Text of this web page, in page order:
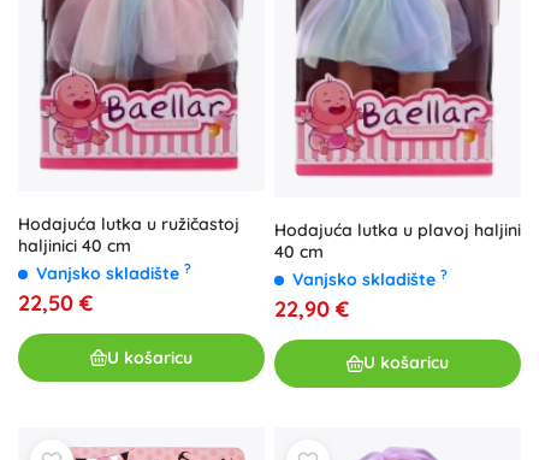
Hodajuća lutka u ružičastoj
haljinici 40 cm
Vanjsko skladište ?
22,50 €
U košaricu
Hodajuća lutka u plavoj haljini
40 cm
Vanjsko skladište ?
22,90 €
U košaricu